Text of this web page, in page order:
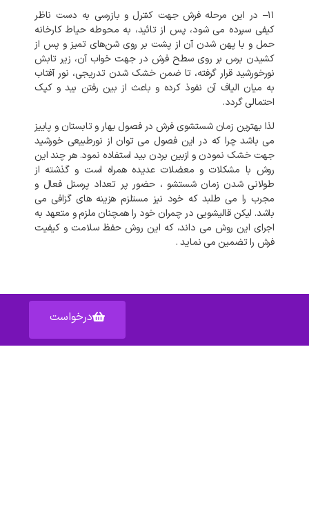
۱۱– در این مرحله فرش جهت کنترل و بازرسی به دست ناظر
کیفی سپرده می شود، پس از تائید، به محوطه حیاط کارخانه
حمل و با پهن شدن آن از پشت بر روی شن‌های تمیز و پس از
کشیدن برس بر روی سطح فرش در جهت خواب آن، زیر تابش
نورخورشید قرار گرفته، تا ضمن خشک شدن تدریجی، نور آفتاب
به میان الیاف آن نفوذ کرده و باعث از بین رفتن بید و کپک
احتمالی گردد.
لذا بهترین زمان شستشوی فرش در فصول بهار و تابستان و پاییز
می باشد چرا که در این فصول می توان از نورطبیعی خورشید
جهت خشک نمودن و ازبین بردن بید استفاده نمود.هر چند این
روش با مشکلات و معضلات عدیده همراه است و گذشته از
طولانی شدن زمان شستشو ، حضور پر تعداد پرسنل فعال و
مجرب را می طلبد که خود نیز مستلزم هزینه های گزافی می
باشد. لیکن قالیشویی در چمران خود راهمچنان ملزم و متعهد به
اجرای این روش می داند، که این روش حفظ سلامت و کیفیت
فرش راتضمین می نماید.
درخواست